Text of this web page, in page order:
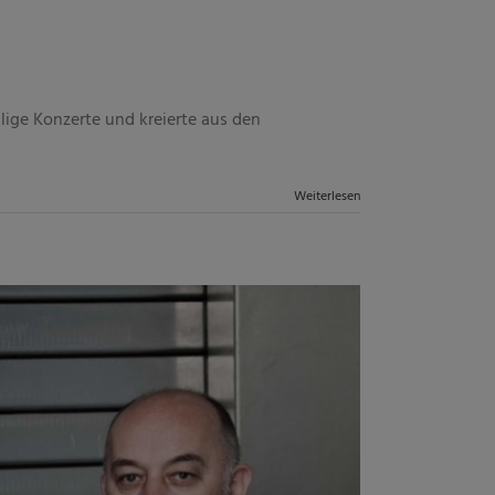
Konzerte und kreierte aus den
Weiterlesen